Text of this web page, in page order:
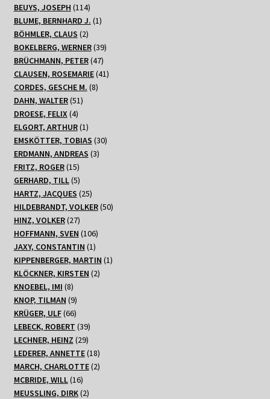
Produkte
BEUYS, JOSEPH 114114
Produkte
BLUME, BERNHARD J. 11
BÖHMLER, CLAUS 22
Produkte
BOKELBERG, WERNER 3939
BRÜCHMANN, PETER 4747
Produkte
CLAUSEN, ROSEMARIE 4141
CORDES, GESCHE M. 88
DAHN, WALTER 5151
DROESE, FELIX 44
Produkte
ELGORT, ARTHUR 11
Produkt
EMSKÖTTER, TOBIAS 3030
ERDMANN, ANDREAS 33
FRITZ, ROGER 1515
Produkte
GERHARD, TILL 55
Produkte
HARTZ, JACQUES 2525
Produkte
HILDEBRANDT, VOLKER 5050
HINZ, VOLKER 2727
Produkte
HOFFMANN, SVEN 106106
Produkte
JAXY, CONSTANTIN 11
Produkt
KIPPENBERGER, MARTIN 11
KLÖCKNER, KIRSTEN 22
KNOEBEL, IMI 88
Produkte
KNOP, TILMAN 99
Produkte
KRÜGER, ULF 6666
Produkte
LEBECK, ROBERT 3939
Produkte
LECHNER, HEINZ 2929
Produkte
LEDERER, ANNETTE 1818
Produkte
MARCH, CHARLOTTE 22
MCBRIDE, WILL 1616
Produkte
MEUSSLING, DIRK 22